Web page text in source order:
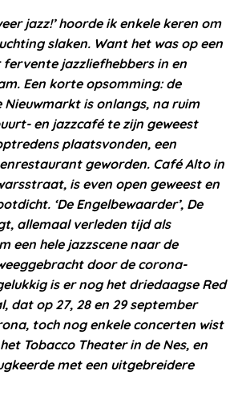
jazz!’ hoorde ik enkele keren om
slaken. Want het was op een
jazzliefhebbers in en
Een korte opsomming: de
Nieuwmarkt is onlangs, na ruim
en jazzcafé te zijn geweest
plaatsvonden, een
geworden. Café Alto in
is even open geweest en
‘De Engelbewaarder’, De
allemaal verleden tijd als
een hele jazzscene naar de
door de corona-
is er nog het driedaagse Red
dat op 27, 28 en 29 september
toch nog enkele concerten wist
Tobacco Theater in de Nes, en
met een uitgebreidere